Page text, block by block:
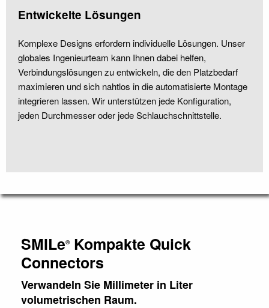
Entwickelte Lösungen
Komplexe Designs erfordern individuelle Lösungen. Unser
globales Ingenieurteam kann Ihnen dabei helfen,
Verbindungslösungen zu entwickeln, die den Platzbedarf
maximieren und sich nahtlos in die automatisierte Montage
integrieren lassen. Wir unterstützen jede Konfiguration,
jeden Durchmesser oder jede Schlauchschnittstelle.
SMILe®Kompakte Quick
Connectors
Verwandeln Sie Millimeter in Liter
volumetrischen Raum.